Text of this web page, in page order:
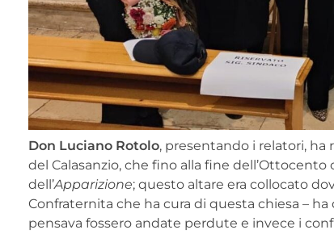
Don Luciano Rotolo, presentando i relatori,
del Calasanzio, che fino alla fine
dell’Apparizione; questo altare era collocato
Confraternita che ha cura di questa chiesa –
pensava fossero andate perdute e invece i